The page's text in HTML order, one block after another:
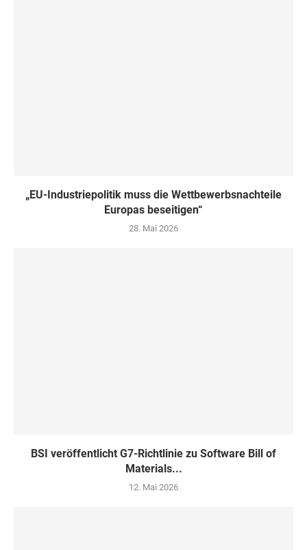
„EU-Industriepolitik muss die Wettbewerbsnachteile
Europas beseitigen“
28. Mai 2026
BSI veröffentlicht G7-Richtlinie zu Software Bill of
Materials...
12. Mai 2026